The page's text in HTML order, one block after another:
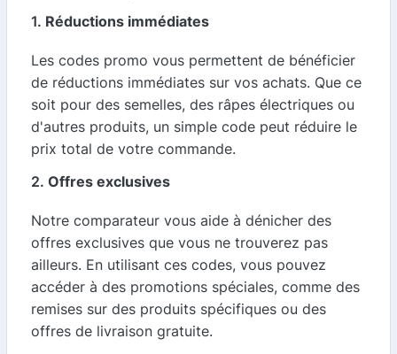
1. Réductions immédiates
Les codes promo vous permettent de bénéficier
de réductions immédiates sur vos achats. Que ce
soit pour des semelles, des râpes électriques ou
d'autres produits, un simple code peut réduire le
prix total de votre commande.
2. Offres exclusives
Notre comparateur vous aide à dénicher des
offres exclusives que vous ne trouverez pas
ailleurs. En utilisant ces codes, vous pouvez
accéder à des promotions spéciales, comme des
remises sur des produits spécifiques ou des
offres de livraison gratuite.